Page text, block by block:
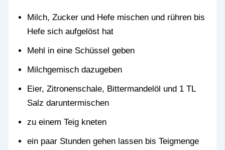
Milch, Zucker und Hefe mischen und rühren bis
Hefe sich aufgelöst hat
Mehl in eine Schüssel geben
Milchgemisch dazugeben
Eier, Zitronenschale, Bittermandelöl und 1 TL
Salz daruntermischen
zu einem Teig kneten
ein paar Stunden gehen lassen bis Teigmenge